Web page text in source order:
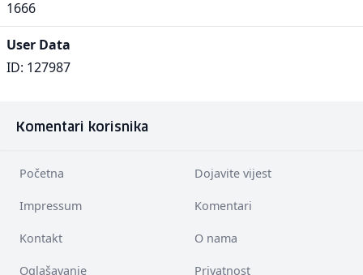
1666
User Data
ID: 127987
Komentari korisnika
Početna Dojavite vijest
Impressum Komentari
Kontakt O nama
Oglašavanje Privatnost